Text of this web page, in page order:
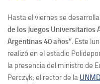
Hasta el viernes se
de los Juegos Universitarios
Argentinas 40 años”. Este
realizó en el estadio
la presencia del ministro de
Perczyk; el rector de la